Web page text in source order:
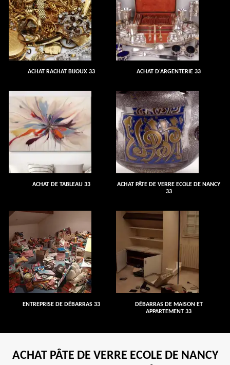
ACHAT RACHAT BIJOUX 33 ACHAT D'ARGENTERIE 33
ACHAT DE TABLEAU 33
ACHAT PÂTE DE VERRE ECOLE DE NANCY
33
ENTREPRISE DE DÉBARRAS 33
DÉBARRAS DE MAISON ET
APPARTEMENT 33
ACHAT PÂTE DE VERRE ECOLE DE NANCY